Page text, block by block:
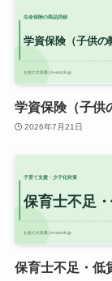
学資保険（子供
2026年7月21日
保育士不足・低